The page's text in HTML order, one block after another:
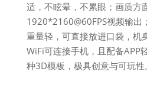
适，不眩晕，不累眼；画质方
1920*2160@60FPS视频输出
重量轻，可直接放进口袋，机
WiFi可连接手机，且配备APP
种3D模板，极具创意与可玩性。